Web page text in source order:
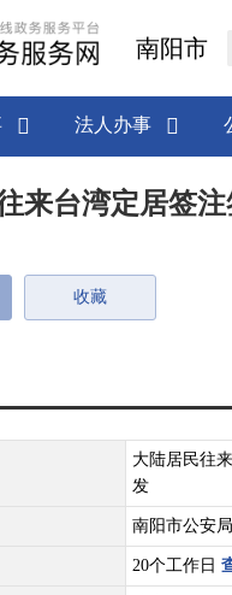
南阳市
法人办事
来台湾定居签
收藏
大陆居民往
发
南阳市公安局
20个工作日